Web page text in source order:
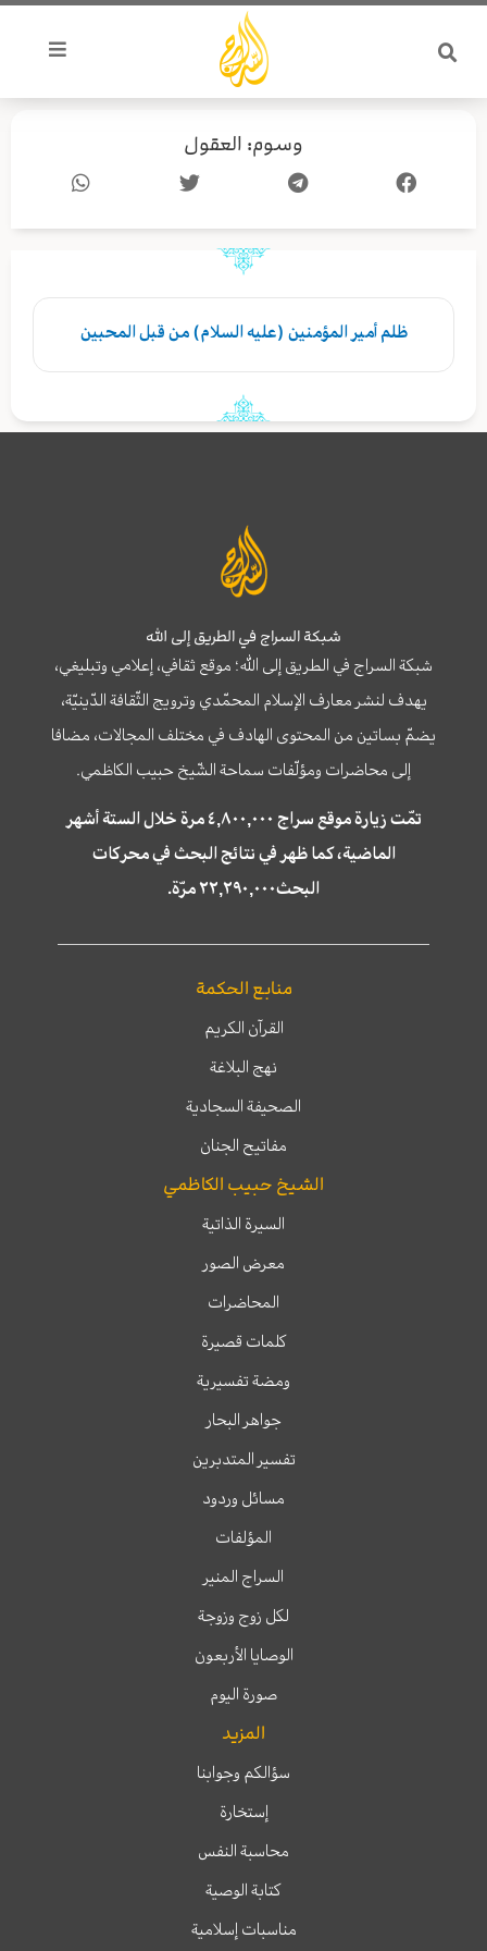
تخطي
المحتوى
وسوم: العقول
ظلم أمير المؤمنين (عليه السلام) من قبل المحبين
شبكة السراج في الطريق إلى الله
شبكة السراج في الطريق إلى الله؛ موقع ثقافي، إعلامي وتبليغي،
يهدف لنشر معارف الإسلام المحمّدي وترويج الثّقافة الدّينيّة،
يضمّ بساتين من المحتوى الهادف في مختلف المجالات، مضافا
إلى محاضرات ومؤلّفات سماحة الشّيخ حبيب الكاظمي.
تمّت زيارة موقع سراج ٤,٨٠٠,٠٠٠ مرة خلال الستة أشهر
الماضية، كما ظهر في نتائج البحث في محركات
البحث٢٢,٢٩٠,٠٠٠ مرّة.
منابع الحكمة
القرآن الكريم
نهج البلاغة
الصحيفة السجادية
مفاتيح الجنان
الشيخ حبيب الكاظمي
السيرة الذاتية
معرض الصور
المحاضرات
كلمات قصيرة
ومضة تفسيرية
جواهر البحار
تفسير المتدبرين
مسائل وردود
المؤلفات
السراج المنير
لكل زوج وزوجة
الوصايا الأربعون
صورة اليوم
المزيد
سؤالكم وجوابنا
إستخارة
محاسبة النفس
كتابة الوصية
مناسبات إسلامية